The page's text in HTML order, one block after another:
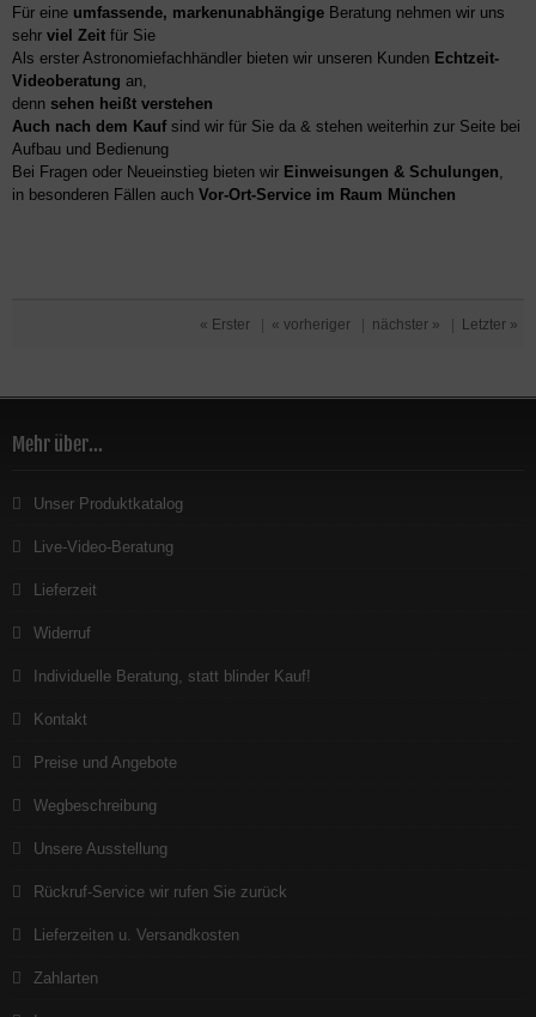
Für eine umfassende, markenunabhängige Beratung nehmen wir uns
sehr viel Zeit für Sie
Als erster Astronomiefachhändler bieten wir unseren Kunden Echtzeit-
Videoberatung an,
denn sehen heißt verstehen
Auch nach dem Kaufsind wir für Sie da & stehen weiterhin zur Seite bei
Aufbau und Bedienung
Bei Fragen oder Neueinstieg bieten wir Einweisungen & Schulungen
in besonderen Fällen auch Vor-Ort-Service im Raum München
« Erster | « vorheriger | nächster » | Letzter »
Mehr über...
Unser Produktkatalog
Live-Video-Beratung
Lieferzeit
Widerruf
Individuelle Beratung, statt blinder Kauf!
Kontakt
Preise und Angebote
Wegbeschreibung
Unsere Ausstellung
Rückruf-Service wir rufen Sie zurück
Lieferzeiten u. Versandkosten
Zahlarten